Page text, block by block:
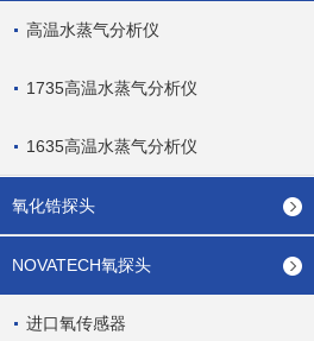
高温水蒸气分析仪
1735高温水蒸气分析仪
1635高温水蒸气分析仪
氧化锆探头
NOVATECH氧探头
进口氧传感器